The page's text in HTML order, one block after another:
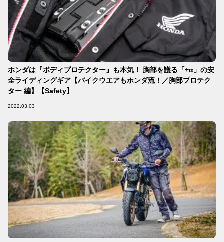
ホンダは『ボディプロテクター』も本気！ 胸部を護る「+α」の安
全ライディングギア【バイクウエアもホンダ流！／胸部プロテク
ター 編】【Safety】
2022.03.03